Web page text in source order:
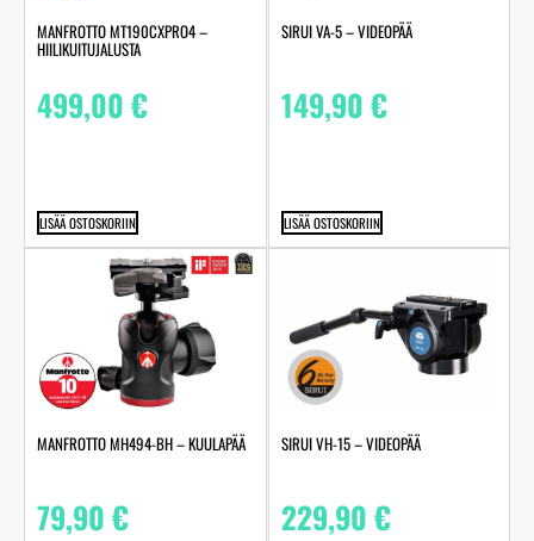
MANFROTTO MT190CXPRO4 –
HIILIKUITUJALUSTA
499,00€
LISÄÄ OSTOSKORIIN
SIRUI VA-5 – VIDEOPÄÄ
149,90€
LISÄÄ OSTOSKORIIN
MANFROTTO MH494-BH – KUULAPÄÄ
79,90€
SIRUI VH-15 – VIDEOPÄÄ
229,90€